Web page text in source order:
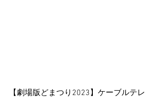
【劇場版どまつり2023】ケーブルテレ